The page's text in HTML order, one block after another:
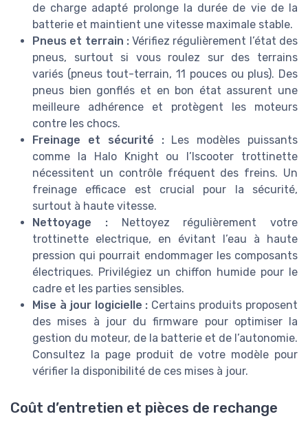
de charge adapté prolonge la durée de vie de la
batterie et maintient une vitesse maximale stable.
Pneus et terrain :Vérifiez régulièrement l’état des
pneus, surtout si vous roulez sur des terrains
variés (pneus tout-terrain, 11 pouces ou plus). Des
pneus bien gonflés et en bon état assurent une
meilleure adhérence et protègent les moteurs
contre les chocs.
Freinage et sécurité :Les modèles puissants
comme la Halo Knight ou l’Iscooter trottinette
nécessitent un contrôle fréquent des freins. Un
freinage efficace est crucial pour la sécurité,
surtout à haute vitesse.
Nettoyage :Nettoyez régulièrement votre
trottinette electrique, en évitant l’eau à haute
pression qui pourrait endommager les composants
électriques. Privilégiez un chiffon humide pour le
cadre et les parties sensibles.
Mise à jour logicielle : Certains produits proposent
des mises à jour du firmware pour optimiser la
gestion du moteur, de la batterie et de l’autonomie.
Consultez la page produit de votre modèle pour
vérifier la disponibilité de ces mises à jour.
Coût d’entretien et pièces de rechange